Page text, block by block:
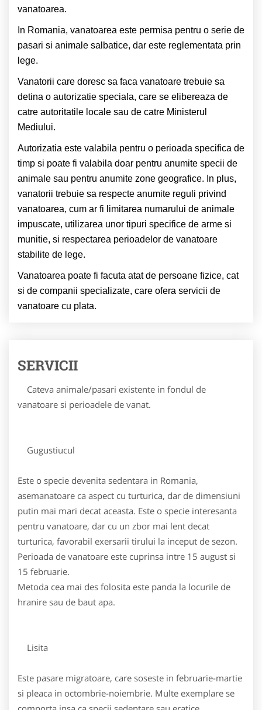
vanatoarea.
In Romania, vanatoarea este permisa pentru o serie de
pasari si animale salbatice, dar este reglementata prin
lege.
Vanatorii care doresc sa faca vanatoare trebuie sa
detina o autorizatie speciala, care se elibereaza de
catre autoritatile locale sau de catre Ministerul
Mediului.
Autorizatia este valabila pentru o perioada specifica de
timp si poate fi valabila doar pentru anumite specii de
animale sau pentru anumite zone geografice. In plus,
vanatorii trebuie sa respecte anumite reguli privind
vanatoarea, cum ar fi limitarea numarului de animale
impuscate, utilizarea unor tipuri specifice de arme si
munitie, si respectarea perioadelor de vanatoare
stabilite de lege.
Vanatoarea poate fi facuta atat de persoane fizice, cat
si de companii specializate, care ofera servicii de
vanatoare cu plata.
SERVICII
Cateva animale/pasari existente in fondul de
vanatoare si perioadele de vanat.
Gugustiucul
Este o specie devenita sedentara in Romania,
asemanatoare ca aspect cu turturica, dar de dimensiuni
putin mai mari decat aceasta. Este o specie interesanta
pentru vanatoare, dar cu un zbor mai lent decat
turturica, favorabil exersarii tirului la inceput de sezon.
Perioada de vanatoare este cuprinsa intre 15 august si
15 februarie.
Metoda cea mai des folosita este panda la locurile de
hranire sau de baut apa.
Lisita
Este pasare migratoare, care soseste in februarie-martie
si pleaca in octombrie-noiembrie. Multe exemplare se